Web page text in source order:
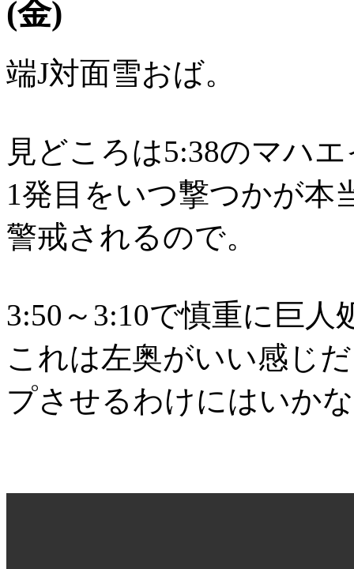
(金)
端J対面雪おば。
見どころは5:38のマハ
1発目をいつ撃つかが本
警戒されるので。
3:50～3:10で慎重に巨人
これは左奥がいい感じ
プさせるわけにはいか